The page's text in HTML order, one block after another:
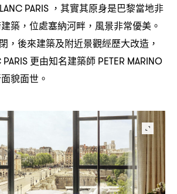
PARIS ， 其實其原身是巴黎當地非
築 ， 位處塞納河畔 ， 風景非常優美。
， 後來建築及附近景觀經歷大改造 ，
PARIS 更由知名建築師 PETER MARINO
貌面世。